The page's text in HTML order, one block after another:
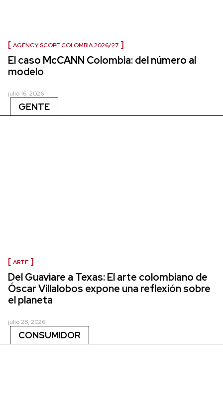
AGENCY SCOPE COLOMBIA 2026/27
El caso McCANN Colombia: del número al
modelo
julio 16, 2026
GENTE
ARTE
Del Guaviare a Texas: El arte colombiano de
Óscar Villalobos expone una reflexión sobre
el planeta
julio 28, 2026
CONSUMIDOR